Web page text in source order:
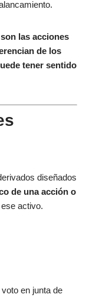
las acciones
de los
tener sentido
diseñados
de una acción o
activo.
en junta de